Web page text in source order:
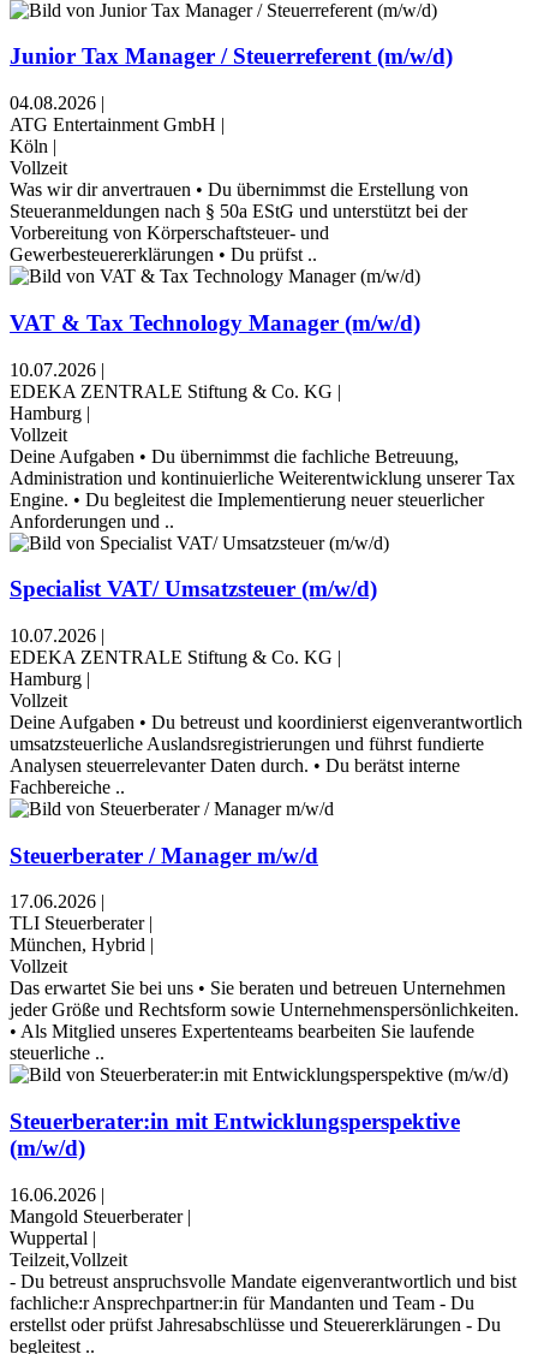
Junior Tax Manager / Steuerreferent (m/w/d)
04.08.2026 |
ATG Entertainment GmbH |
Köln |
Vollzeit
Was wir dir anvertrauen • Du übernimmst die Erstellung von
Steueranmeldungen nach § 50a EStG und unterstützt bei der
Vorbereitung von Körperschaftsteuer- und
Gewerbesteuererklärungen • Du prüfst ..
VAT & Tax Technology Manager (m/w/d)
10.07.2026 |
EDEKA ZENTRALE Stiftung & Co. KG |
Hamburg |
Vollzeit
Deine Aufgaben • Du übernimmst die fachliche Betreuung,
Administration und kontinuierliche Weiterentwicklung unserer Tax
Engine. • Du begleitest die Implementierung neuer steuerlicher
Anforderungen und ..
Specialist VAT/ Umsatzsteuer (m/w/d)
10.07.2026 |
EDEKA ZENTRALE Stiftung & Co. KG |
Hamburg |
Vollzeit
Deine Aufgaben • Du betreust und koordinierst eigenverantwortlich
umsatzsteuerliche Auslandsregistrierungen und führst fundierte
Analysen steuerrelevanter Daten durch. • Du berätst interne
Fachbereiche ..
Steuerberater / Manager m/w/d
17.06.2026 |
TLI Steuerberater |
München, Hybrid |
Vollzeit
Das erwartet Sie bei uns • Sie beraten und betreuen Unternehmen
jeder Größe und Rechtsform sowie Unternehmenspersönlichkeiten.
• Als Mitglied unseres Expertenteams bearbeiten Sie laufende
steuerliche ..
Steuerberater:in mit Entwicklungsperspektive
(m/w/d)
16.06.2026 |
Mangold Steuerberater |
Wuppertal |
Teilzeit,Vollzeit
- Du betreust anspruchsvolle Mandate eigenverantwortlich und bist
fachliche:r Ansprechpartner:in für Mandanten und Team - Du
erstellst oder prüfst Jahresabschlüsse und Steuererklärungen - Du
begleitest ..